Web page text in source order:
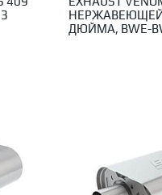
НЕРЖАВЕЮЩЕЙ
ДЮЙМА, BWE-